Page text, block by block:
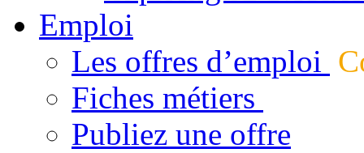
Emploi
Les offres d’emploi
Fiches métiers
Publiez une offre